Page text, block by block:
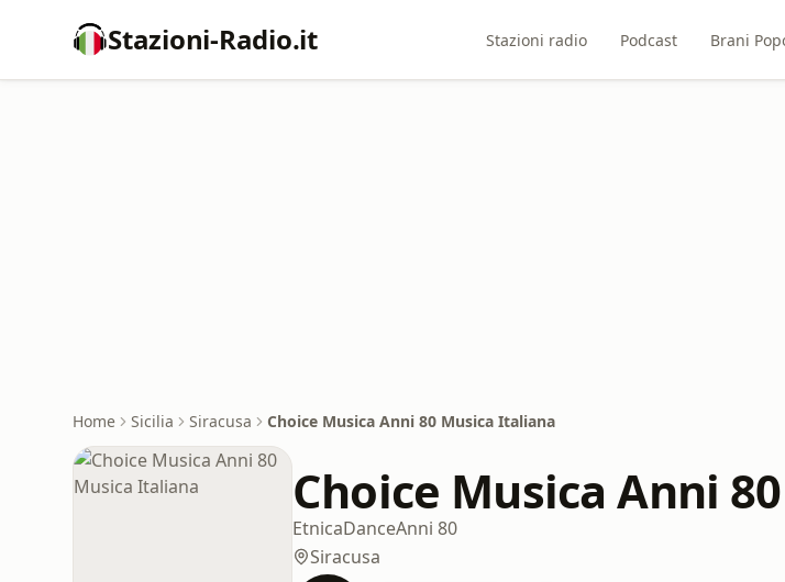
Stazioni-Radio.it Stazioni radio Podcast Brani
Home Sicilia Siracusa Choice Musica Anni 80 Musica Italiana
Choice Musica Anni
EtnicaDanceAnni 80
Siracusa